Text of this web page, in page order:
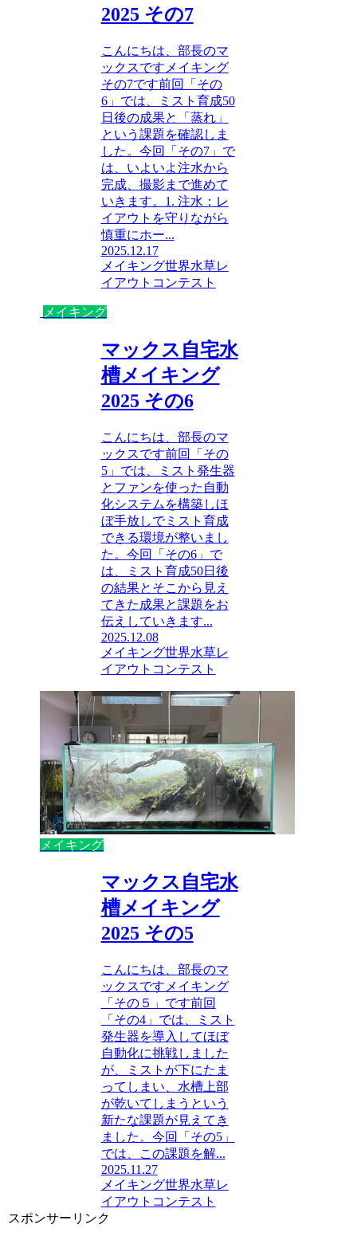
2025 その7
こんにちは、部長のマ
ックスですメイキング
その7です前回「その
6」では、ミスト育成50
日後の成果と「蒸れ」
という課題を確認しま
した。今回「その7」で
は、いよいよ注水から
完成、撮影まで進めて
いきます。1. 注水：レ
イアウトを守りながら
慎重にホー...
2025.12.17
メイキング世界水草レ
イアウトコンテスト
メイキング
マックス自宅水
槽メイキング
2025 その6
こんにちは、部長のマ
ックスです前回「その
5」では、ミスト発生器
とファンを使った自動
化システムを構築しほ
ぼ手放しでミスト育成
できる環境が整いまし
た。今回「その6」で
は、ミスト育成50日後
の結果とそこから見え
てきた成果と課題をお
伝えしていきます...
2025.12.08
メイキング世界水草レ
イアウトコンテスト
メイキング
マックス自宅水
槽メイキング
2025 その5
こんにちは、部長のマ
ックスですメイキング
「その５」です前回
「その4」では、ミスト
発生器を導入してほぼ
自動化に挑戦しました
が、ミストが下にたま
ってしまい、水槽上部
が乾いてしまうという
新たな課題が見えてき
ました。今回「その5」
では、この課題を解...
2025.11.27
メイキング世界水草レ
イアウトコンテスト
スポンサーリンク